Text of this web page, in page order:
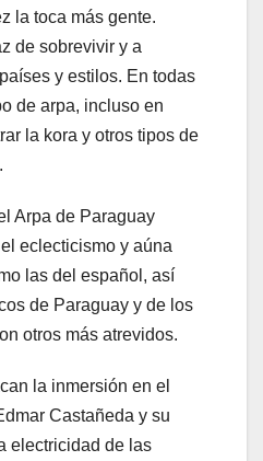
la toca más gente.
de sobrevivir y a
y estilos. En todas
de arpa, incluso en
la kora y otros tipos de
Arpa de Paraguay
eclecticismo y aúna
las del español, así
de Paraguay y de los
otros más atrevidos.
la inmersión en el
Castañeda y su
electricidad de las